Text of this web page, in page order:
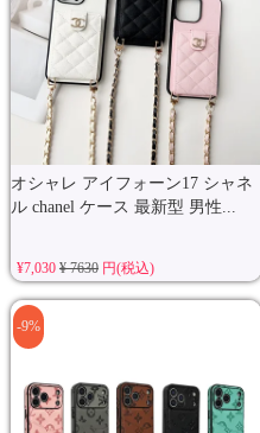
オシャレ アイフォーン17 シャネ
ル chanel ケース 最新型 男性...
¥7,030 ¥ 7630円(税込)
-9%